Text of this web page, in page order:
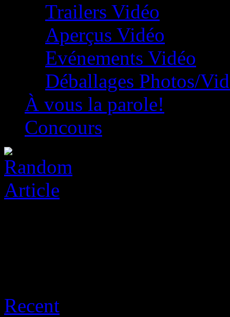
Trailers Vidéo
Aperçus Vidéo
Evénements Vidéo
Déballages Photos/
À vous la parole!
Concours
Recent